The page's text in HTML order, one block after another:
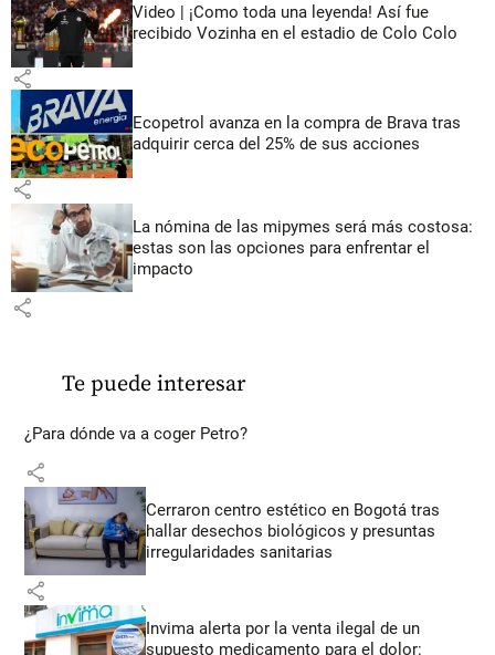
Video | ¡Como toda una leyenda! Así fue
recibido Vozinha en el estadio de Colo Colo
share
Ecopetrol avanza en la compra de Brava tras
adquirir cerca del 25% de sus acciones
share
La nómina de las mipymes será más costosa:
estas son las opciones para enfrentar el
impacto
share
Te puede interesar
¿Para dónde va a coger Petro?
share
Cerraron centro estético en Bogotá tras
hallar desechos biológicos y presuntas
irregularidades sanitarias
share
Invima alerta por la venta ilegal de un
supuesto medicamento para el dolor: